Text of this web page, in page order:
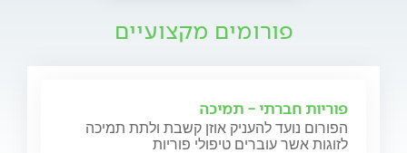
פורומים מקצועיים
פוריות חברתי - תמיכה
הפורום נועד להעניק אוזן קשבת ולתת תמיכה
לזוגות אשר עוברים טיפולי פוריות